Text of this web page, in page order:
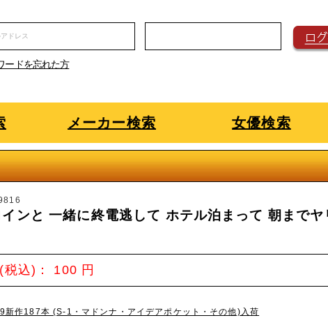
ードを忘れた方
メーカー検索 女優検索
ンと 一緒に終電逃して ホテル泊まって 朝まで
込)： 100 円
作187本 (S-1・マドンナ・アイデアポケット・その他)入荷